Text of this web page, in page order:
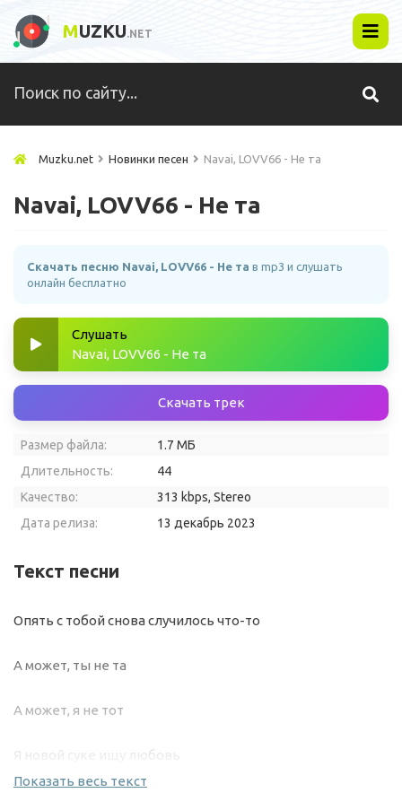
MUZKU.NET
Muzku.net Новинки песен Navai, LOVV66 - Не та
Navai, LOVV66 - Не та
Скачать песню Navai, LOVV66 - Не та в mp3 и слушать
онлайн бесплатно
Слушать
Navai, LOVV66 - Не та
Скачать трек
Размер файла:
1.7 МБ
Длительность:
44
Качество:
313 kbps, Stereo
Дата релиза:
13 декабрь 2023
Текст песни
Опять с тобой снова случилось что-то
А может, ты не та
А может, я не тот
Я новой суке ищу любовь
Показать весь текст